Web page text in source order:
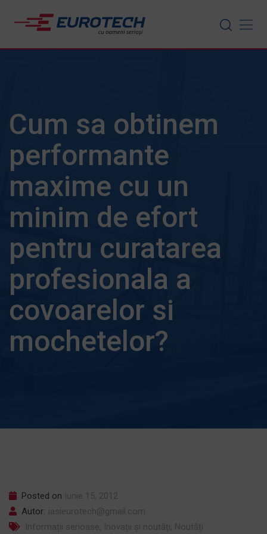
Cum sa obtinem
performante
maxime cu un
minim de efort
pentru curatarea
profesionala a
covoarelor si
mochetelor?
Posted on
Autor: